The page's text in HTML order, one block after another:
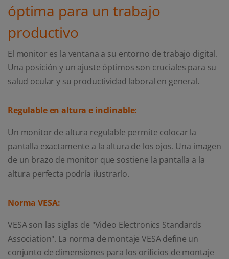
óptima para un trabajo
productivo
El monitor es la ventana a su entorno de trabajo digital.
Una posición y un ajuste óptimos son cruciales para su
salud ocular y su productividad laboral en general.
Regulable en altura e inclinable:
Un monitor de altura regulable permite colocar la
pantalla exactamente a la altura de los ojos. Una imagen
de un brazo de monitor que sostiene la pantalla a la
altura perfecta podría ilustrarlo.
Norma VESA:
VESA son las siglas de "Video Electronics Standards
Association". La norma de montaje VESA define un
conjunto de dimensiones para los orificios de montaje